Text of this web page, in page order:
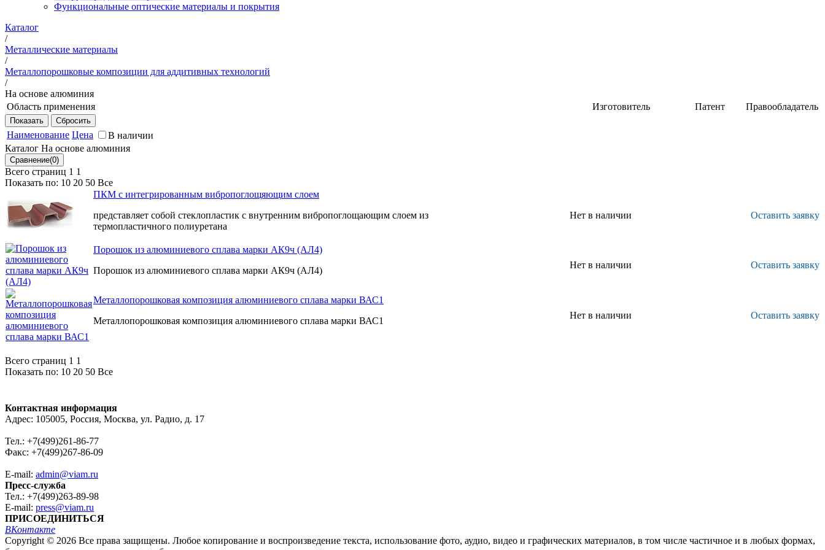
Функциональные оптические материалы и покрытия
Каталог
/
Металлические материалы
/
Металлопорошковые композиции для аддитивных технологий
/
На основе алюминия
Область применения
Для изготовления и ремонта сложнопрофильных деталей ГТД и ГТУ с использованием аддитивных технологий
Для сложнопрофильных изделий, получаемых методом аддитивных технологий, таких как силовые детали типа кронштейн и
качалка, элементы топливной системы типа корпус и патрубок, корпусные детали трансмиссий, воздуховоды сложной
геометрической формы.
изготовления деталей интерьера авиационной и других видов транспортной техники
Изготовитель
Патент
Правообладатель
Наименование Цена
В наличии
Каталог На основе алюминия
Всего страниц 1 1
Показать по: 10 20 50 Все
ПКМ с интегрированным вибропоглощяющим слоем
представляет собой стеклопластик с внутренним вибропоглощающим слоем из
термопластичного полиуретана
Оставить заявку
Нет в наличии
Порошок из алюминиевого сплава марки АК9ч (АЛ4)
Порошок из алюминиевого сплава марки АК9ч (АЛ4)
Оставить заявку
Нет в наличии
Металлопорошковая композиция алюминиевого сплава марки ВАС1
Металлопорошковая композиция алюминиевого сплава марки ВАС1
Оставить заявку
Нет в наличии
Всего страниц 1 1
Показать по: 10 20 50 Все
Контактная информация
Адрес: 105005, Россия, Москва, ул. Радио, д. 17
Тел.: +7(499)261-86-77
Факс: +7(499)267-86-09
E-mail: admin@viam.ru
Пресс-служба
Тел.: +7(499)263-89-98
E-mail: press@viam.ru
ПРИСОЕДИНИТЬСЯ
ВКонтакте
Copyright © 2026 Все права защищены. Любое копирование и воспроизведение текста, использование фото, аудио, видео и графических материалов, в том числе частичное и в любых формах,